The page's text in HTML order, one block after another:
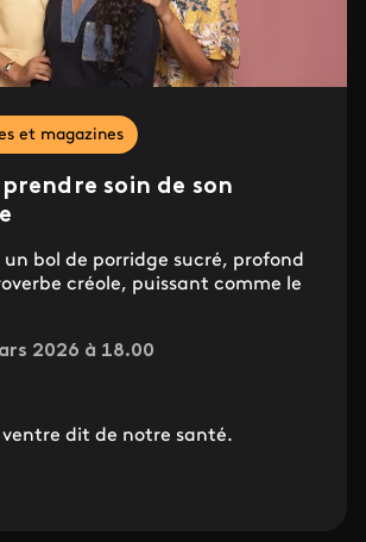
et magazines
soin de son
un bol de porridge sucré, profond
créole, puissant comme le
2026 à 18.00
dit de notre santé.